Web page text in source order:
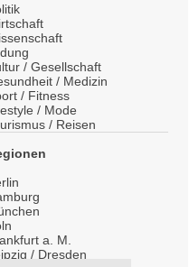
/ Gesellschaft
/ Medizin
/ Fitness
/ Mode
/ Reisen
a. M.
/ Dresden